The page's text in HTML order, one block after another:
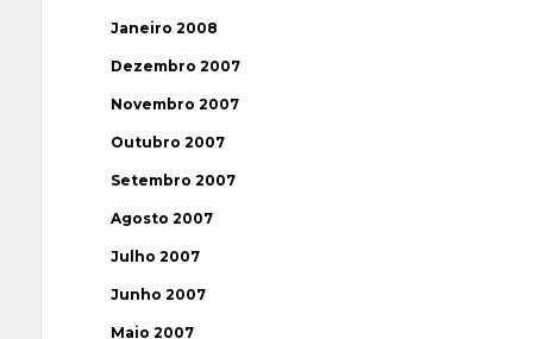
Janeiro 2008
Dezembro 2007
Novembro 2007
Outubro 2007
Setembro 2007
Agosto 2007
Julho 2007
Junho 2007
Maio 2007